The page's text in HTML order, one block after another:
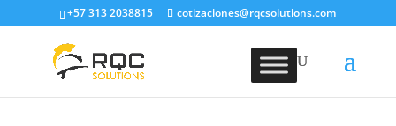
+57 313 2038815 cotizaciones@rqcsolutions.com